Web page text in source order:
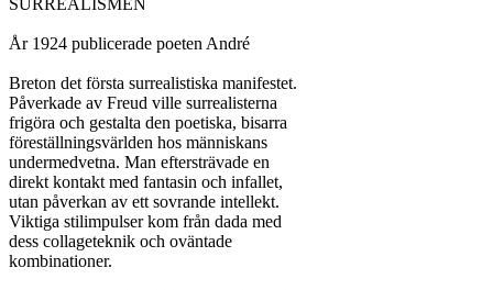
SURREALISMEN
År 1924 publicerade poeten André
Breton det första surrealistiska manifestet.
Påverkade av Freud ville surrealisterna
frigöra och gestalta den poetiska, bisarra
föreställningsvärlden hos människans
undermedvetna. Man eftersträvade en
direkt kontakt med fantasin och infallet,
utan påverkan av ett sovrande intellekt.
Viktiga stilimpulser kom från dada med
dess collageteknik och oväntade
kombinationer.